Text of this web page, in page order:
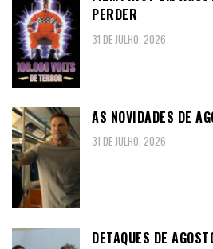
PERDER
31 DE JULHO, 2026
AS NOVIDADES DE
31 DE JULHO, 2026
DETAQUES DE